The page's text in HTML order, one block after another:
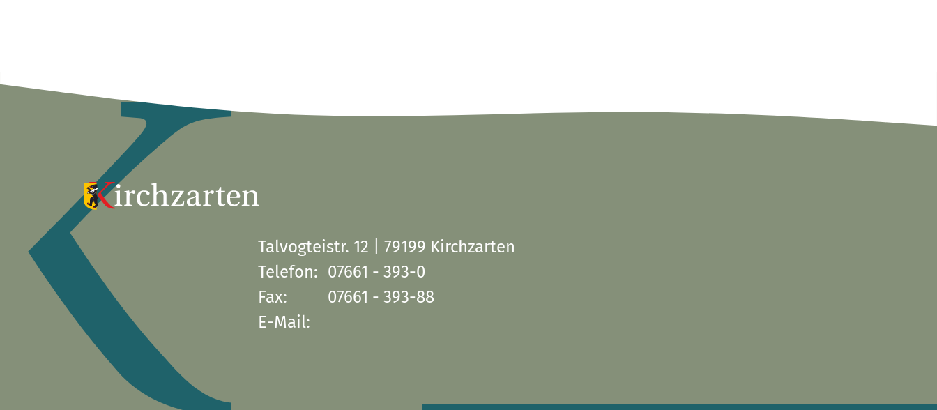
Talvogteistr. 12 | 79199 Kirchzarten
Telefon: 07661 - 393-0
Fax:
07661 - 393-88
E-Mail: